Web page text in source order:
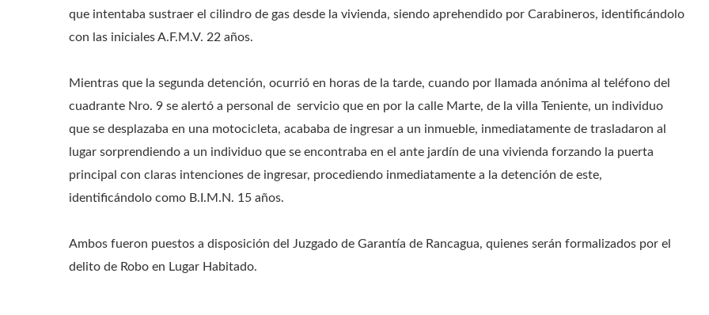
que intentaba sustraer el cilindro de gas desde la vivienda, siendo aprehendido por Carabineros, identificándolo
con las iniciales A.F.M.V. 22 años.
Mientras que la segunda detención, ocurrió en horas de la tarde, cuando por llamada anónima al teléfono del
cuadrante Nro. 9 se alertó a personal de servicio que en por la calle Marte, de la villa Teniente, un individuo
que se desplazaba en una motocicleta, acababa de ingresar a un inmueble, inmediatamente de trasladaron al
lugar sorprendiendo a un individuo que se encontraba en el ante jardín de una vivienda forzando la puerta
principal con claras intenciones de ingresar, procediendo inmediatamente a la detención de este,
identificándolo como B.I.M.N. 15 años.
Ambos fueron puestos a disposición del Juzgado de Garantía de Rancagua, quienes serán formalizados por el
delito de Robo en Lugar Habitado.